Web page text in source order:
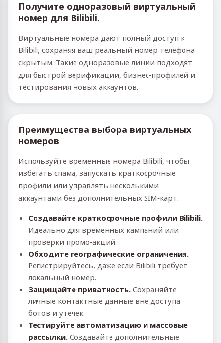
Получите одноразовый виртуальный
номер для Bilibili.
Виртуальные номера дают полный доступ к
Bilibili, сохраняя ваш реальный номер телефона
скрытым. Такие одноразовые линии подходят
для быстрой верификации, бизнес‑профилей и
тестирования новых аккаунтов.
Преимущества выбора виртуальных
номеров
Используйте временные номера Bilibili, чтобы
избегать спама, запускать краткосрочные
профили или управлять несколькими
аккаунтами без дополнительных SIM‑карт.
Создавайте краткосрочные профили Bilibili.
Идеально для временных кампаний или
проверки промо‑акций.
Обходите географические ограничения.
Регистрируйтесь, даже если Bilibili требует
локальный номер.
Защищайте приватность. Сохраняйте
личные контактные данные вне доступа
ботов и утечек.
Тестируйте автоматизацию и массовые
рассылки. Создавайте дополнительные